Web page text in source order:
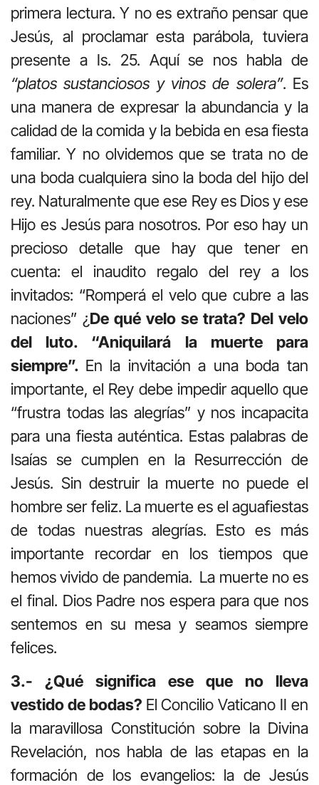
primera lectura. Y no es extraño pensar que
Jesús, al proclamar esta parábola, tuviera
presente a Is. 25. Aquí se nos habla de
“platos sustanciosos y vinos de solera”. Es
una manera de expresar la abundancia y la
calidad de la comida y la bebida en esa fiesta
familiar. Y no olvidemos que se trata no de
una boda cualquiera sino la boda del hijo del
rey. Naturalmente que ese Rey es Dios y ese
Hijo es Jesús para nosotros. Por eso hay un
precioso detalle que hay que tener en
cuenta: el inaudito regalo del rey a los
invitados: “Romperá el velo que cubre a las
naciones” ¿De qué velo se trata? Del velo
del luto. “Aniquilará la muerte para
siempre”. En la invitación a una boda tan
importante, el Rey debe impedir aquello que
“frustra todas las alegrías” y nos incapacita
para una fiesta auténtica. Estas palabras de
Isaías se cumplen en la Resurrección de
Jesús. Sin destruir la muerte no puede el
hombre ser feliz. La muerte es el aguafiestas
de todas nuestras alegrías. Esto es más
importante recordar en los tiempos que
hemos vivido de pandemia. La muerte no es
el final. Dios Padre nos espera para que nos
sentemos en su mesa y seamos siempre
felices.
3.- ¿Qué significa ese que no lleva
vestido de bodas? El Concilio Vaticano II en
la maravillosa Constitución sobre la Divina
Revelación, nos habla de las etapas en la
formación de los evangelios: la de Jesús